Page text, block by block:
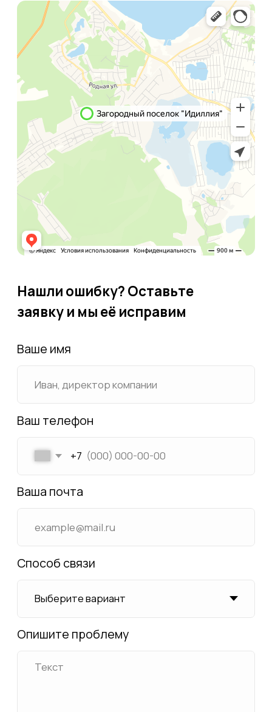
Подать заявку
Я даю свою согласие на обработку своих
персональных данных
Хочу добавить объект
2024 © ИЖС ЧЕЛЯБИНСК
Политика конфиденциальности